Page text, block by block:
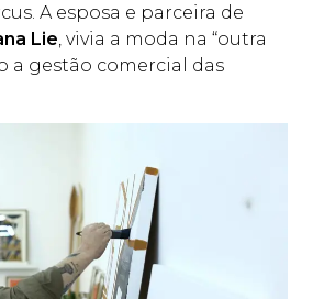
A esposa e parceira de
Lie, vivia a moda na “outra
a gestão comercial das